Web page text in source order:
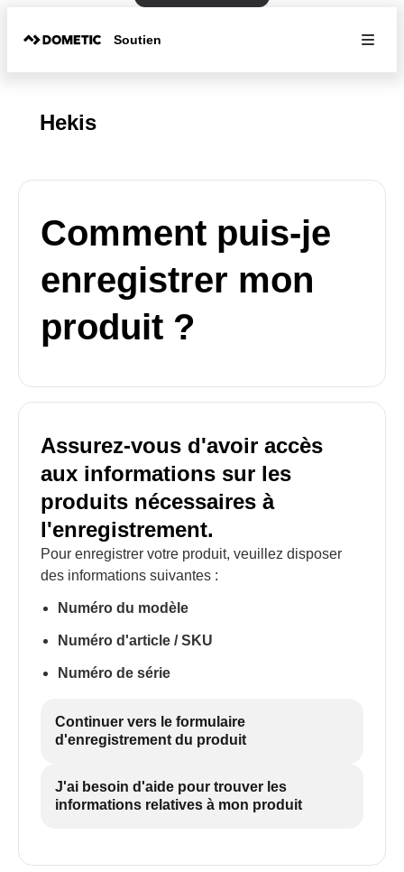
Soutien
Hekis
Comment puis-je
enregistrer mon
produit ?
Assurez-vous d'avoir accès
aux informations sur les
produits nécessaires à
l'enregistrement.
Pour enregistrer votre produit, veuillez disposer
des informations suivantes :
Numéro du modèle
Numéro d'article / SKU
Numéro de série
Continuer vers le formulaire
d'enregistrement du produit
J'ai besoin d'aide pour trouver les
informations relatives à mon produit